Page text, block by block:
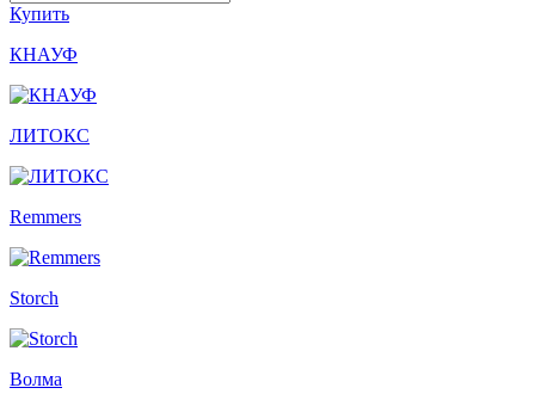
Купить
КНАУФ
ЛИТОКС
Remmers
Storch
Волма